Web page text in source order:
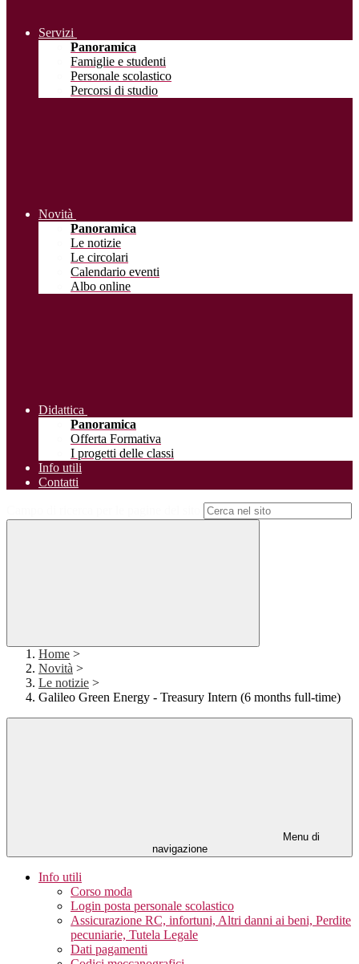
Servizi
Panoramica
Famiglie e studenti
Personale scolastico
Percorsi di studio
Novità
Panoramica
Le notizie
Le circolari
Calendario eventi
Albo online
Didattica
Panoramica
Offerta Formativa
I progetti delle classi
Info utili
Contatti
Home >
Novità >
Le notizie >
Galileo Green Energy - Treasury Intern (6 months full-time)
Menu di
navigazione
Info utili
Corso moda
Login posta personale scolastico
Assicurazione RC, infortuni, Altri danni ai beni, Perdite
pecuniarie, Tutela Legale
Dati pagamenti